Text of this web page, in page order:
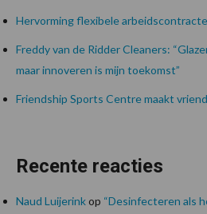
Hervorming flexibele
Freddy van de Ridder Cleaners:
maar innoveren is mijn toekomst”
Friendship Sports Centre maakt
Recente reacties
Naud Luijerinkop “Desinfecteren als